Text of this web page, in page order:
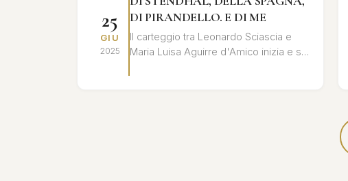
25
GIU
2025
DI PIRANDELLO. E DI ME
Il carteggio tra Leonardo Sciascia e
Maria Luisa Aguirre d'Amico inizia e si